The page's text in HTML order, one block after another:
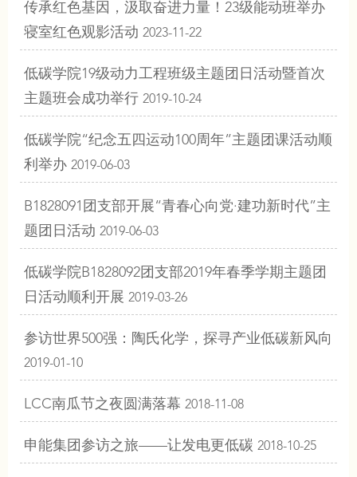
传承红色基因，汲取奋进力量！23级能动班举办
寝室红色观影活动 2023-11-22
低碳学院19级动力工程班级主题团日活动暨首次
主题班会成功举行 2019-10-24
低碳学院“纪念五四运动100周年”主题团课活动顺
利举办 2019-06-03
B1828091团支部开展“青春心向党·建功新时代”主
题团日活动 2019-06-03
低碳学院B1828092团支部2019年春季学期主题团
日活动顺利开展 2019-03-26
参访世界500强：陶氏化学，探寻产业低碳新风向
2019-01-10
LCC南瓜节之夜圆满落幕 2018-11-08
申能集团参访之旅——让发电更低碳 2018-10-25